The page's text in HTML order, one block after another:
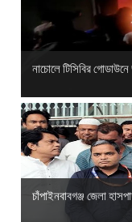
নাচোলে টিসিবির
চাঁপাইনবাবগঞ্জ জেলা